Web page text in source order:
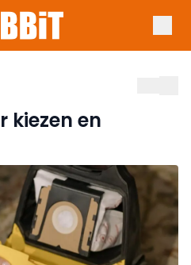
kiezen en